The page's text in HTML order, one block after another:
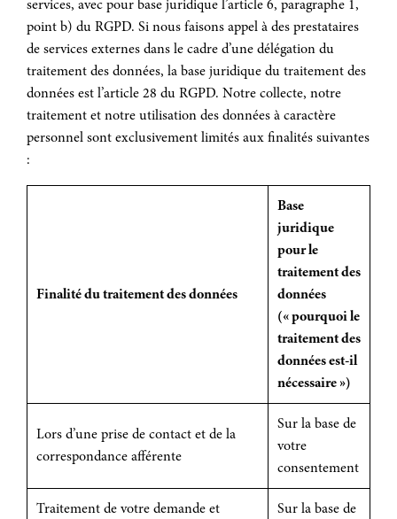
services, avec pour base juridique l’article 6, paragraphe 1,
point b) du RGPD. Si nous faisons appel à des prestataires
de services externes dans le cadre d’une délégation du
traitement des données, la base juridique du traitement des
données est l’article 28 du RGPD. Notre collecte, notre
traitement et notre utilisation des données à caractère
personnel sont exclusivement limités aux finalités suivantes
:
Finalité du traitement des données
Base
juridique
pour le
traitement des
données
(« pourquoi le
traitement des
données est-il
nécessaire »)
Lors d’une prise de contact et de la
correspondance afférente
Sur la base de
votre
consentement
Traitement de votre demande et
Sur la base de